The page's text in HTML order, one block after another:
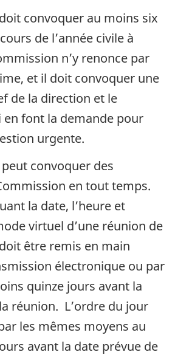
convoquer au moins six
de l’année civile à
n’y renonce par
et il doit convoquer une
de la direction et le
font la demande pour
urgente.
convoquer des
en tout temps.
la date, l’heure et
virtuel d’une réunion de
être remis en main
électronique ou par
quinze jours avant la
réunion. L’ordre du jour
les mêmes moyens au
avant la date prévue de